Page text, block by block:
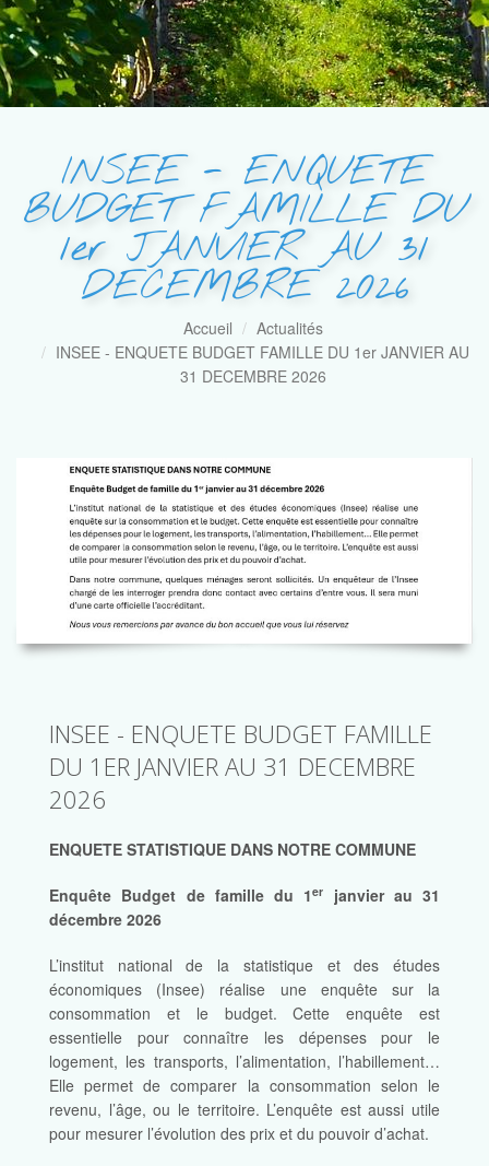
INSEE - ENQUETE
BUDGET FAMILLE DU
1er JANVIER AU 31
DECEMBRE 2026
Accueil
Actualités
INSEE - ENQUETE BUDGET FAMILLE DU 1er JANVIER AU
31 DECEMBRE 2026
INSEE - ENQUETE BUDGET FAMILLE
DU 1ER JANVIER AU 31 DECEMBRE
2026
ENQUETE STATISTIQUE DANS NOTRE COMMUNE
Enquête Budget de famille du 1er
janvier au 31
décembre 2026
L’institut national de la statistique et des études
économiques (Insee) réalise une enquête sur la
consommation et le budget. Cette enquête est
essentielle pour connaître les dépenses pour le
logement, les transports, l’alimentation, l’habillement…
Elle permet de comparer la consommation selon le
revenu, l’âge, ou le territoire. L’enquête est aussi utile
pour mesurer l’évolution des prix et du pouvoir d’achat.